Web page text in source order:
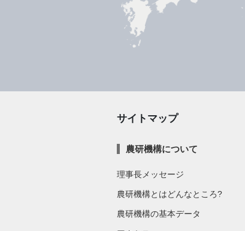
サイトマップ
農研機構について
理事長メッセージ
農研機構とはどんなところ?
農研機構の基本データ